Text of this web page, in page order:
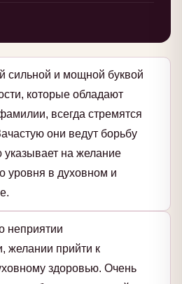
сильной и мощной буквой
которые обладают
всегда стремятся
они ведут борьбу
указывает на желание
уровня в духовном и
неприятии
желании прийти к
здоровью. Очень